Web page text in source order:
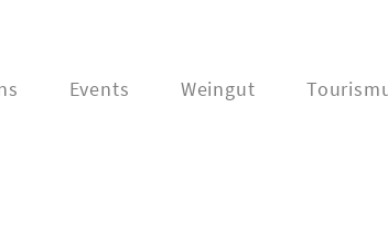
Events Weingut